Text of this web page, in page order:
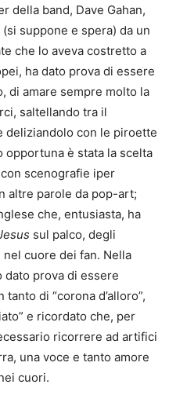
della band, Dave Gahan,
suppone e spera) da un
che lo aveva costretto a
ha dato prova di essere
di amare sempre molto la
saltellando tra il
deliziandolo con le piroette
opportuna è stata la scelta
scenografie iper
altre parole da pop-art;
che, entusiasta, ha
sul palco, degli
cuore dei fan. Nella
dato prova di essere
di “corona d’alloro”,
e ricordato che, per
ricorrere ad artifici
una voce e tanto amore
cuori.